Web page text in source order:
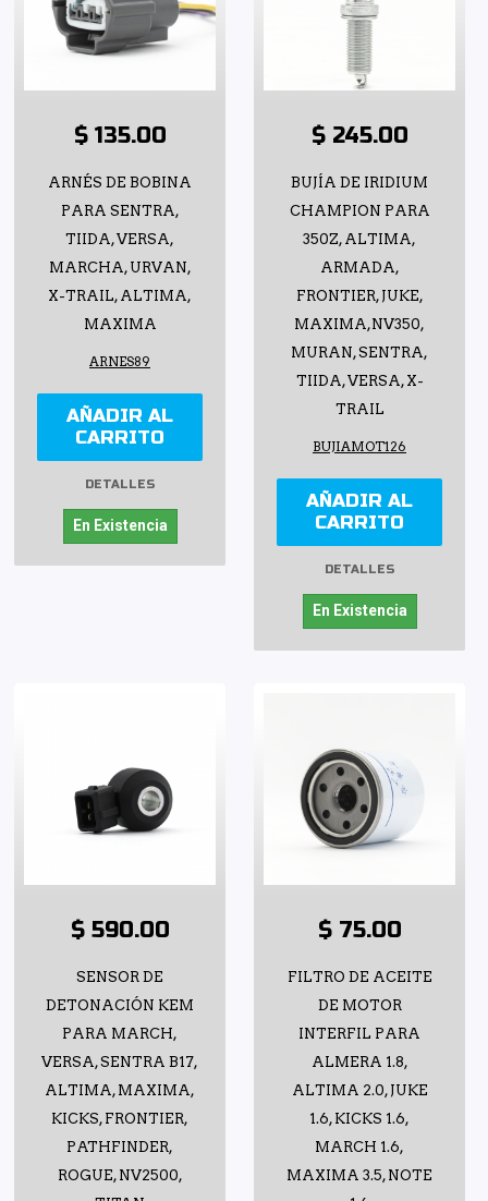
$ 135.00
ARNÉS DE BOBINA
PARA SENTRA,
TIIDA, VERSA,
MARCHA, URVAN,
X-TRAIL, ALTIMA,
MAXIMA
ARNES89
AÑADIR AL
CARRITO
DETALLES
En Existencia
$ 245.00
BUJÍA DE IRIDIUM
CHAMPION PARA
350Z, ALTIMA,
ARMADA,
FRONTIER, JUKE,
MAXIMA,NV350,
MURAN, SENTRA,
TIIDA, VERSA, X-
TRAIL
BUJIAMOT126
AÑADIR AL
CARRITO
DETALLES
En Existencia
$ 590.00
SENSOR DE
DETONACIÓN KEM
PARA MARCH,
VERSA, SENTRA B17,
ALTIMA, MAXIMA,
KICKS, FRONTIER,
PATHFINDER,
ROGUE, NV2500,
$ 75.00
FILTRO DE ACEITE
DE MOTOR
INTERFIL PARA
ALMERA 1.8,
ALTIMA 2.0, JUKE
1.6, KICKS 1.6,
MARCH 1.6,
MAXIMA 3.5, NOTE